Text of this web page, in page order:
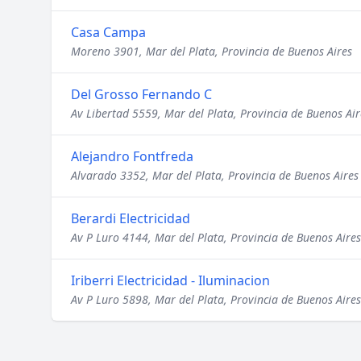
Casa Campa
Moreno 3901, Mar del Plata, Provincia de Buenos Aires
Del Grosso Fernando C
Av Libertad 5559, Mar del Plata, Provincia de Buenos
Alejandro Fontfreda
Alvarado 3352, Mar del Plata, Provincia de Buenos Aires
Berardi Electricidad
Av P Luro 4144, Mar del Plata, Provincia de Buenos Aires
Iriberri Electricidad - Iluminacion
Av P Luro 5898, Mar del Plata, Provincia de Buenos Aires